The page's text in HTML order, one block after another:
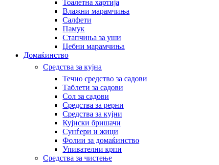
Тоалетна хартија
Влажни марамчиња
Салфети
Памук
Стапчиња за уши
Џебни марамчиња
Домаќинство
Средства за кујна
Течно средство за садови
Таблети за садови
Сол за садови
Средства за рерни
Средства за кујни
Кујнски бришачи
Сунѓери и жици
Фолии за домаќинство
Упивателни крпи
Средства за чистење